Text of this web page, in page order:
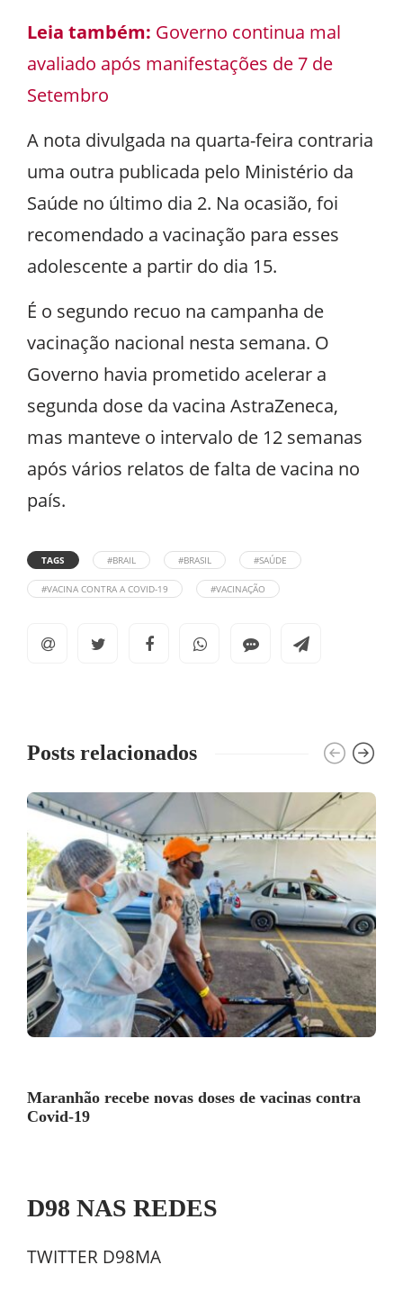
Leia também: Governo continua mal
avaliado após manifestações de 7 de
Setembro
A nota divulgada na quarta-feira contraria
uma outra publicada pelo Ministério da
Saúde no último dia 2. Na ocasião, foi
recomendado a vacinação para esses
adolescente a partir do dia 15.
É o segundo recuo na campanha de
vacinação nacional nesta semana. O
Governo havia prometido acelerar a
segunda dose da vacina AstraZeneca,
mas manteve o intervalo de 12 semanas
após vários relatos de falta de vacina no
país.
TAGS #BRAIL #BRASIL #SAÚDE
#VACINA CONTRA A COVID-19 #VACINAÇÃO
Posts relacionados
Maranhão recebe novas doses de vacinas contra
Covid-19
D98 NAS REDES
TWITTER D98MA